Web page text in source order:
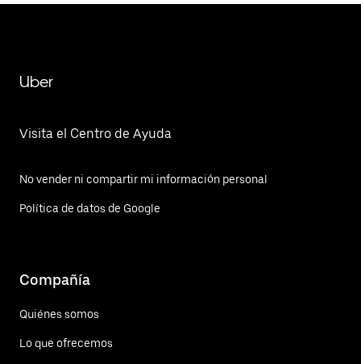
Uber
Visita el Centro de Ayuda
No vender ni compartir mi información personal
Política de datos de Google
Compañía
Quiénes somos
Lo que ofrecemos